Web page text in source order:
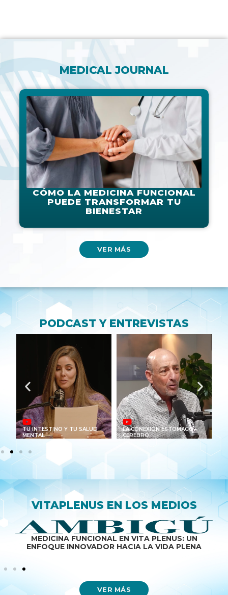
MEDICAL JOURNAL
CÓMO LA MEDICINA FUNCIONAL
PUEDE TRANSFORMAR TU
BIENESTAR
VER MÁS
PODCAST Y ENTREVISTAS
TU INTESTINO Y TU SALUD
MENTAL
LA CONEXIÓN ESTOMAGO -
CEREBRO
VITAPLENUS EN LOS MEDIOS
VITA PLENUS TRANSFORMA LA SALUD CON UN
MODELO INTEGRAL DE MEDICINA FUNCIONAL
VER MÁS